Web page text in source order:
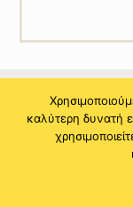
© 2021 Copyright by
καλύτερη δυνατή